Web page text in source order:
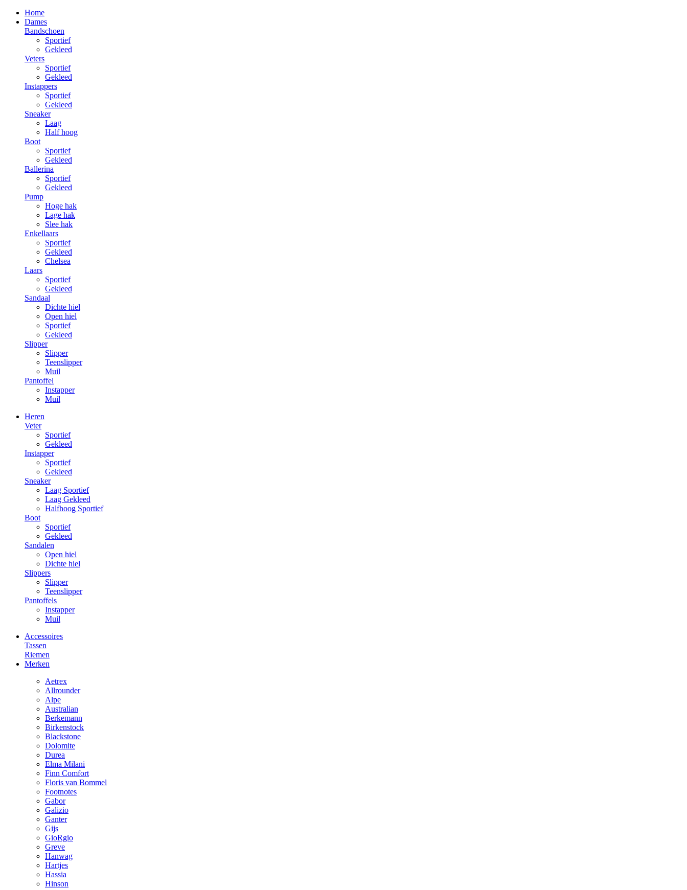
Home
Dames
Bandschoen
Sportief
Gekleed
Veters
Sportief
Gekleed
Instappers
Sportief
Gekleed
Sneaker
Laag
Half hoog
Boot
Sportief
Gekleed
Ballerina
Sportief
Gekleed
Pump
Hoge hak
Lage hak
Slee hak
Enkellaars
Sportief
Gekleed
Chelsea
Laars
Sportief
Gekleed
Sandaal
Dichte hiel
Open hiel
Sportief
Gekleed
Slipper
Slipper
Teenslipper
Muil
Pantoffel
Instapper
Muil
Heren
Veter
Sportief
Gekleed
Instapper
Sportief
Gekleed
Sneaker
Laag Sportief
Laag Gekleed
Halfhoog Sportief
Boot
Sportief
Gekleed
Sandalen
Open hiel
Dichte hiel
Slippers
Slipper
Teenslipper
Pantoffels
Instapper
Muil
Accessoires
Tassen
Riemen
Merken
Aetrex
Allrounder
Alpe
Australian
Berkemann
Birkenstock
Blackstone
Dolomite
Durea
Elma Milani
Finn Comfort
Floris van Bommel
Footnotes
Gabor
Galizio
Ganter
Gijs
GioRgio
Greve
Hanwag
Hartjes
Hassia
Hinson